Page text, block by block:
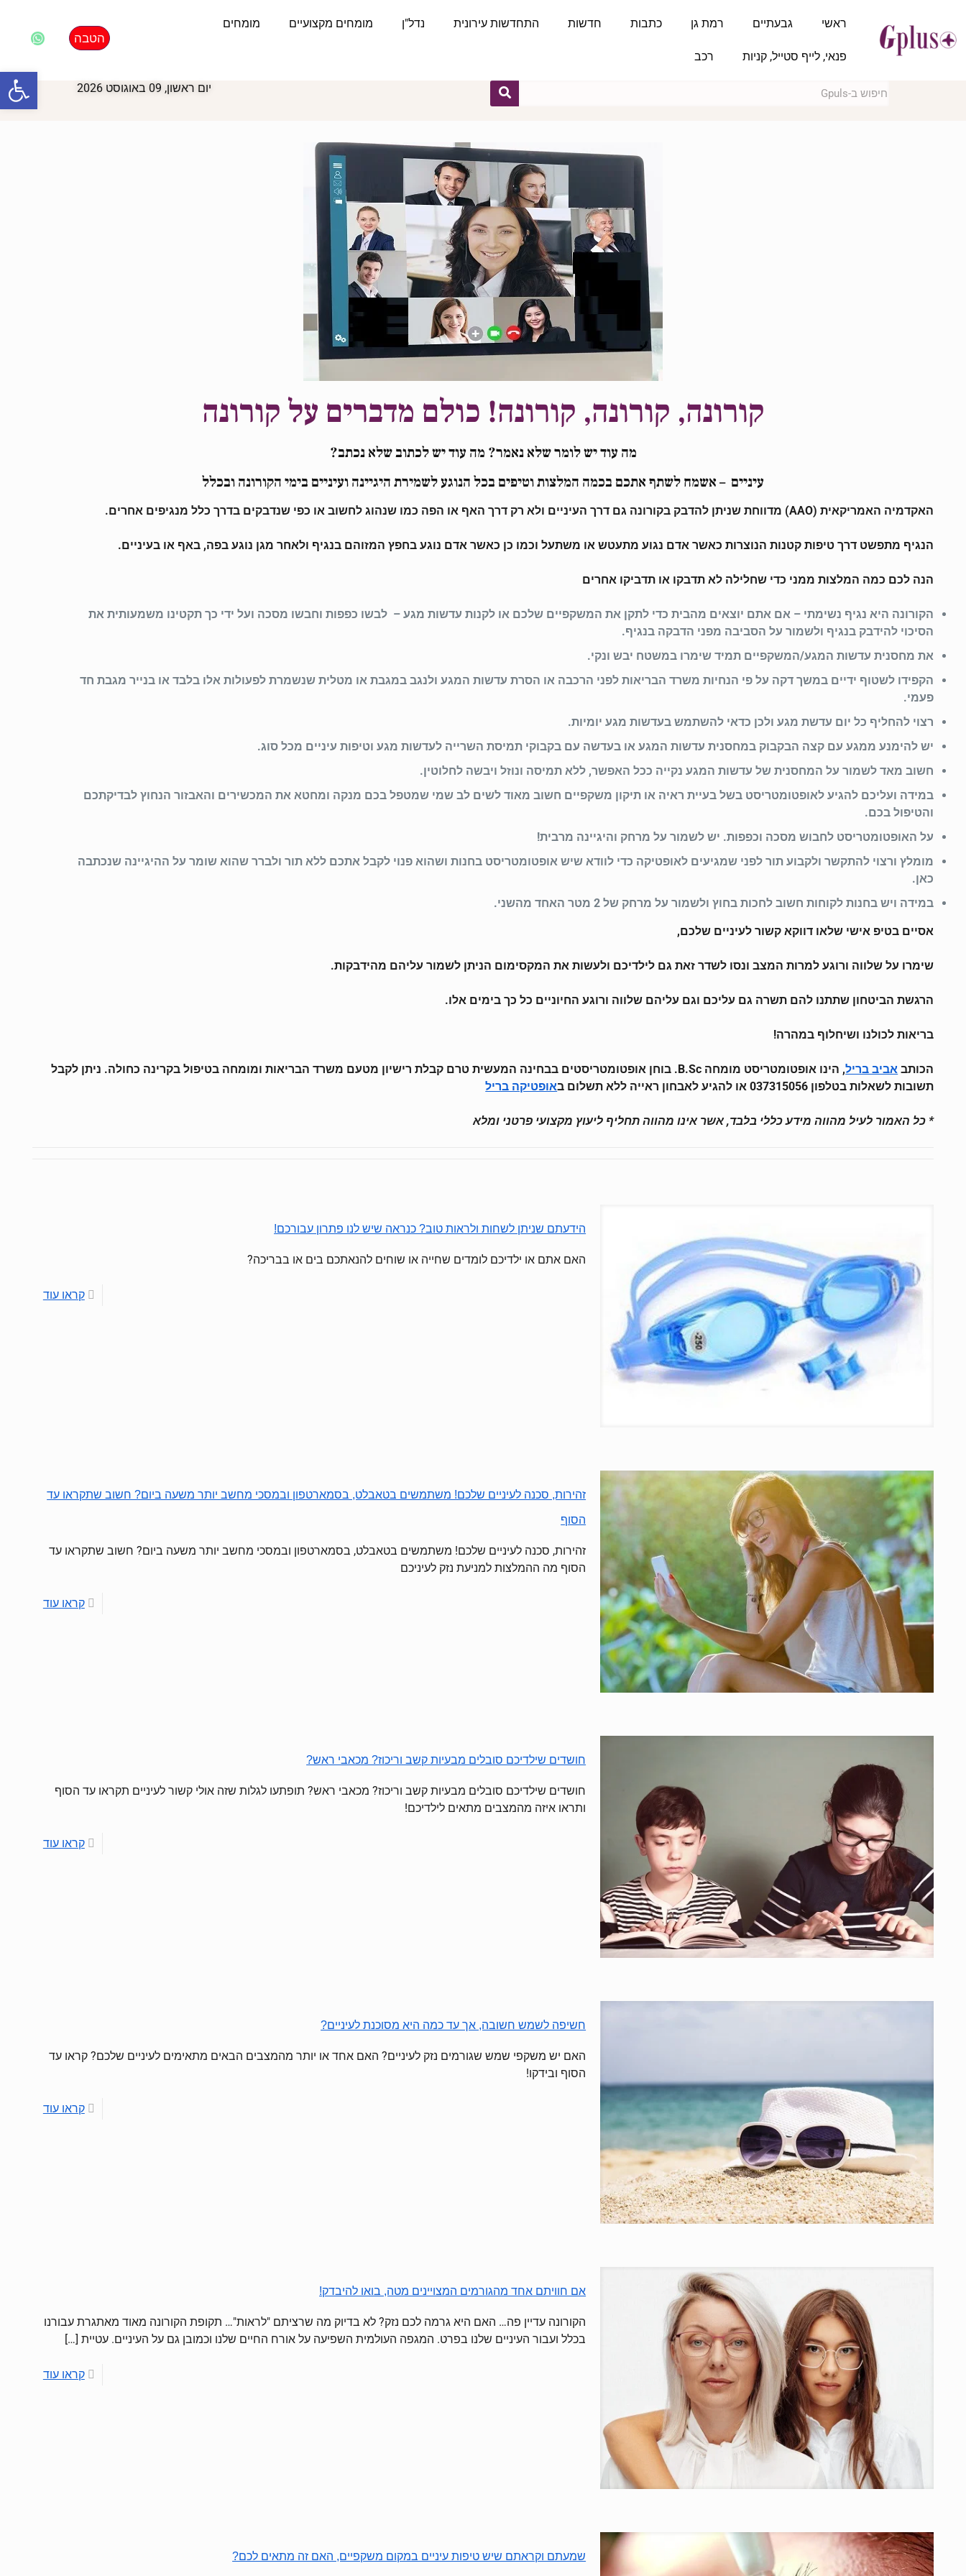
ראשי גבעתיים רמת גן כתבות חדשות התחדשות עירונית נדל"ן מומחים מקצועיים מומחים
פנאי, לייף סטייל, קניות רכב
הטבה
יום ראשון, 09 באוגוסט 2026
קורונה, קורונה, קורונה! כולם מדברים על קורונה
מה עוד יש לומר שלא נאמר? מה עוד יש לכתוב שלא נכתב?
עיניים – אשמח לשתף אתכם בכמה המלצות וטיפים בכל הנוגע לשמירת היגיינה ועיניים בימי הקורונה ובכלל
האקדמיה האמריקאית (AAO) מדווחת שניתן להדבק בקורונה גם דרך העיניים ולא רק דרך האף או הפה כמו שנהוג לחשוב או כפי שנדבקים בדרך כלל מנגיפים אחרים.
הנגיף מתפשט דרך טיפות קטנות הנוצרות כאשר אדם נגוע מתעטש או משתעל וכמו כן כאשר אדם נוגע בחפץ המזוהם בנגיף ולאחר מגן נוגע בפה, באף או בעיניים.
הנה לכם כמה המלצות ממני כדי שחלילה לא תדבקו או תדביקו אחרים
הקורונה היא נגיף נשימתי – אם אתם יוצאים מהבית כדי לתקן את המשקפיים שלכם או לקנות עדשות מגע – לבשו כפפות וחבשו מסכה ועל ידי כך תקטינו משמעותית את
הסיכוי להידבק בנגיף ולשמור על הסביבה מפני הדבקה בנגיף.
את מחסנית עדשות המגע/המשקפיים תמיד שימרו במשטח יבש ונקי.
הקפידו לשטוף ידיים במשך דקה על פי הנחיות משרד הבריאות לפני הרכבה או הסרת עדשות המגע ולנגב במגבת או מטלית שנשמרת לפעולות אלו בלבד או בנייר מגבת חד
פעמי.
רצוי להחליף כל יום עדשת מגע ולכן כדאי להשתמש בעדשות מגע יומיות.
יש להימנע ממגע עם קצה הבקבוק במחסנית עדשות המגע או בעדשה עם בקבוקי תמיסת השרייה לעדשות מגע וטיפות עיניים מכל סוג.
חשוב מאד לשמור על המחסנית של עדשות המגע נקייה ככל האפשר, ללא תמיסה ונוזל ויבשה לחלוטין.
במידה ועליכם להגיע לאופטומטריסט בשל בעיית ראיה או תיקון משקפיים חשוב מאוד לשים לב שמי שמטפל בכם מנקה ומחטא את המכשירים והאבזור הנחוץ לבדיקתכם
והטיפול בכם.
על האופטומטריסט לחבוש מסכה וכפפות. יש לשמור על מרחק והיגיינה מרבית!
מומלץ ורצוי להתקשר ולקבוע תור לפני שמגיעים לאופטיקה כדי לוודא שיש אופטומטריסט בחנות ושהוא פנוי לקבל אתכם ללא תור ולברר שהוא שומר על ההיגיינה שנכתבה
כאן.
במידה ויש בחנות לקוחות חשוב לחכות בחוץ ולשמור על מרחק של 2 מטר האחד מהשני.
אסיים בטיפ אישי שלאו דווקא קשור לעיניים שלכם,
שימרו על שלווה ורוגע למרות המצב ונסו לשדר זאת גם לילדיכם ולעשות את המקסימום הניתן לשמור עליהם מהידבקות.
הרגשת הביטחון שתתנו להם תשרה גם עליכם וגם עליהם שלווה ורוגע החיוניים כל כך בימים אלו.
בריאות לכולנו ושיחלוף במהרה!
הכותב אביב בריל
, הינו אופטומטריסט מומחה B.Sc. בוחן אופטומטריסטים בבחינה המעשית טרם קבלת רישיון מטעם משרד הבריאות ומומחה בטיפול בקרינה כחולה. ניתן לקבל
תשובות לשאלות בטלפון 037315056 או להגיע לאבחון ראייה ללא תשלום ב
אופטיקה בריל
* כל האמור לעיל מהווה מידע כללי בלבד, אשר אינו מהווה תחליף ליעוץ מקצועי פרטני ומלא
הידעתם שניתן לשחות ולראות טוב? כנראה שיש לנו פתרון עבורכם!
האם אתם או ילדיכם לומדים שחייה או שוחים להנאתכם בים או בבריכה?
קראו עוד
זהירות, סכנה לעיניים שלכם! משתמשים בטאבלט, בסמארטפון ובמסכי מחשב יותר משעה ביום? חשוב שתקראו עד
הסוף
זהירות, סכנה לעיניים שלכם! משתמשים בטאבלט, בסמארטפון ובמסכי מחשב יותר משעה ביום? חשוב שתקראו עד
הסוף מה ההמלצות למניעת נזק לעיניכם
קראו עוד
חושדים שילדיכם סובלים מבעיות קשב וריכוז? מכאבי ראש?
חושדים שילדיכם סובלים מבעיות קשב וריכוז? מכאבי ראש? תופתעו לגלות שזה אולי קשור לעיניים תקראו עד הסוף
ותראו איזה מהמצבים מתאים לילדיכם!
קראו עוד
חשיפה לשמש חשובה, אך עד כמה היא מסוכנת לעיניים?
האם יש משקפי שמש שגורמים נזק לעיניים? האם אחד או יותר מהמצבים הבאים מתאימים לעיניים שלכם? קראו עד
הסוף ובידקו!
קראו עוד
אם חוויתם אחד מהגורמים המצויינים מטה, בואו להיבדק!
הקורונה עדיין פה… האם היא גרמה לכם נזק? לא בדיוק מה שרציתם "לראות"… תקופת הקורונה מאוד מאתגרת עבורנו
בכלל ועבור העיניים שלנו בפרט. המגפה העולמית השפיעה על אורח החיים שלנו וכמובן גם על העיניים. עטיית[…]
קראו עוד
שמעתם וקראתם שיש טיפות עיניים במקום משקפיים, האם זה מתאים לכם?
פתח